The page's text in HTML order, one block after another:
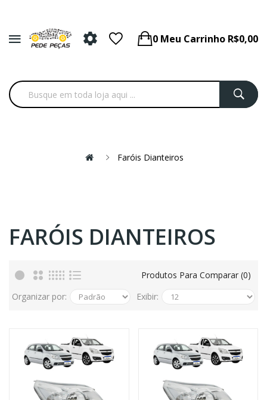
0 Meu Carrinho R$0,00
Faróis Dianteiros
FARÓIS DIANTEIROS
Produtos Para Comparar (0)
Organizar por:
Exibir: